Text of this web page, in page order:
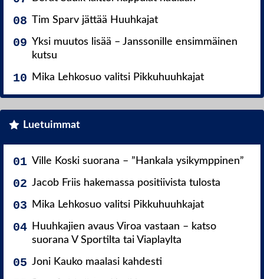
Tim Sparv jättää Huuhkajat
Yksi muutos lisää – Janssonille ensimmäinen
kutsu
Mika Lehkosuo valitsi Pikkuhuuhkajat
Luetuimmat
Ville Koski suorana – ”Hankala ysikymppinen”
Jacob Friis hakemassa positiivista tulosta
Mika Lehkosuo valitsi Pikkuhuuhkajat
Huuhkajien avaus Viroa vastaan – katso
suorana V Sportilta tai Viaplaylta
Joni Kauko maalasi kahdesti